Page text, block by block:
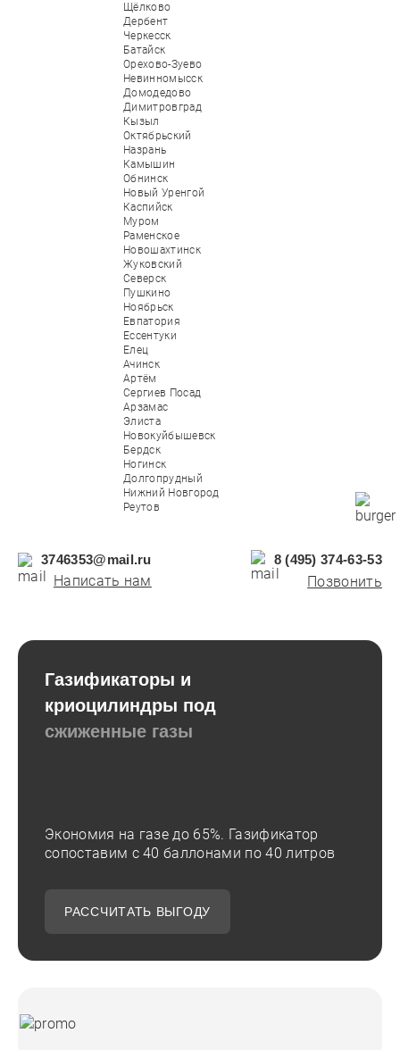
Щёлково
Дербент
Черкесск
Батайск
Орехово-Зуево
Невинномысск
Домодедово
Димитровград
Кызыл
Октябрьский
Назрань
Камышин
Обнинск
Новый Уренгой
Каспийск
Муром
Раменское
Новошахтинск
Жуковский
Северск
Пушкино
Ноябрьск
Евпатория
Ессентуки
Елец
Ачинск
Артём
Сергиев Посад
Арзамас
Элиста
Новокуйбышевск
Бердск
Ногинск
Долгопрудный
Нижний Новгород
Реутов
3746353@mail.ru
Написать нам
8 (495) 374-63-53
Позвонить
Газификаторы и
криоцилиндры под
сжиженные газы
Экономия на газе до 65%. Газификатор
сопоставим с 40 баллонами по 40 литров
РАССЧИТАТЬ ВЫГОДУ